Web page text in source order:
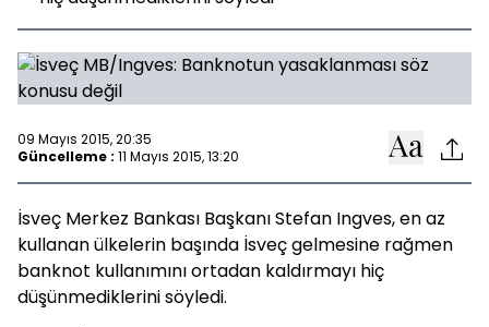
09 Mayıs 2015, 20:35
Güncelleme : 11 Mayıs 2015, 13:20
İsveç Merkez Bankası Başkanı Stefan Ingves, en az
kullanan ülkelerin başında İsveç gelmesine rağmen
banknot kullanımını ortadan kaldırmayı hiç
düşünmediklerini söyledi.